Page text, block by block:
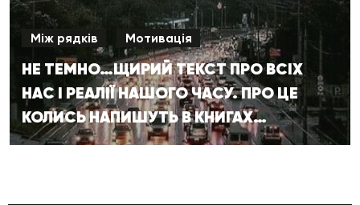
Між рядків Мотивація
НЕ ТЕМНО…ЩИРИЙ ТЕКСТ ПРО ВСІХ
НАС І РЕАЛІЇ НАШОГО ЧАСУ. ПРО ЦЕ
КОЛИСЬ НАПИШУТЬ В КНИГАХ…